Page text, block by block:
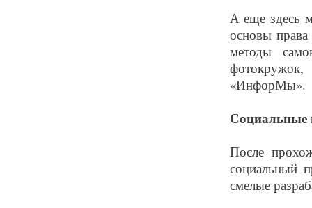
А еще здесь
основы
методы
«ИнфорМы».
Социальные
После
социальный
смелые